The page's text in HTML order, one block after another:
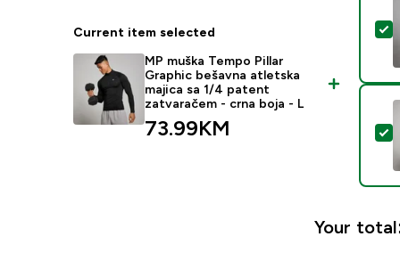
Current item selected
MP muška Tempo Pillar
Graphic bešavna atletska
majica sa 1/4 patent
zatvaračem - crna boja - L
73.99KM‎
Your